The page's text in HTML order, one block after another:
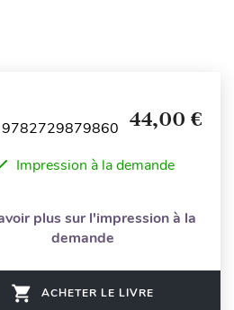
9782729879860 44,00 €
Impression à la demande
plus sur l'impression à la
demande
ACHETER LE LIVRE